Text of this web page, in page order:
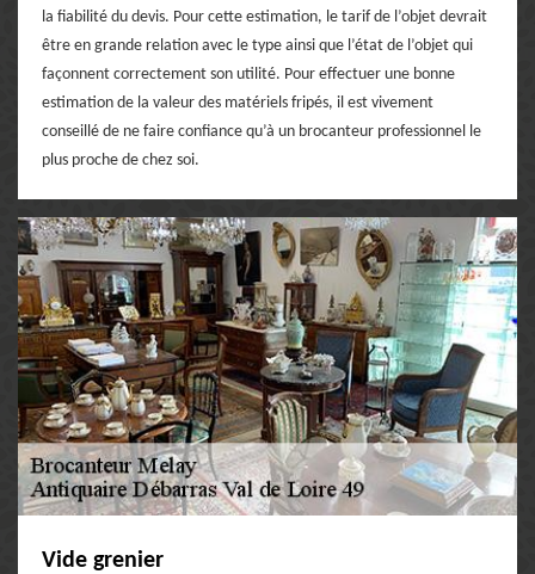
la fiabilité du devis. Pour cette estimation, le tarif de l’objet devrait
être en grande relation avec le type ainsi que l’état de l’objet qui
façonnent correctement son utilité. Pour effectuer une bonne
estimation de la valeur des matériels fripés, il est vivement
conseillé de ne faire confiance qu’à un brocanteur professionnel le
plus proche de chez soi.
Vide grenier